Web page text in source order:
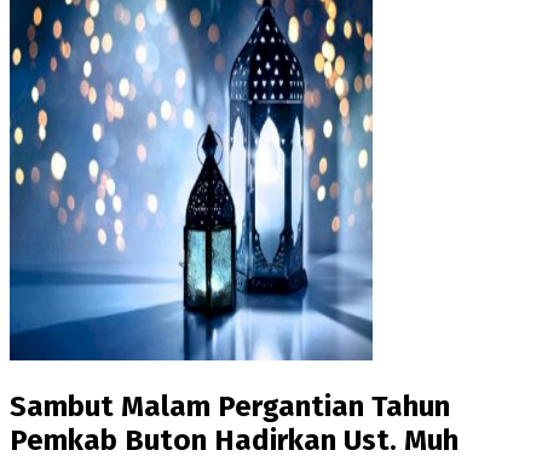
Sambut Malam Pergantian Tahun
Pemkab Buton Hadirkan Ust. Muh